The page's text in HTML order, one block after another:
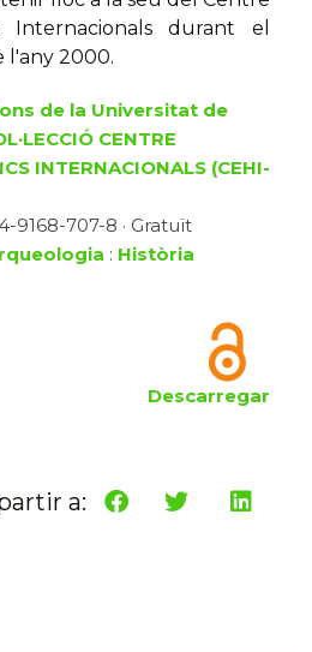
Internacionals durant el
l'any 2000.
de la Universitat de
CENTRE
INTERNACIONALS (CEHI-
9168-707-8 · Gratuït
: Història
Descarregar
a: